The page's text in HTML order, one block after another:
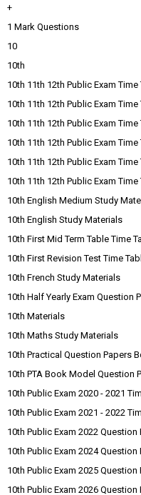
+
1 Mark Questions
10
10th
10th 11th 12th Public Exam
10th 11th 12th Public Exam
10th 11th 12th Public Exam
10th 11th 12th Public Exam
10th 11th 12th Public Exam
10th 11th 12th Public Exam
10th English Medium Study
10th English Study Materials
10th First Mid Term Table Time
10th First Revision Test Time
10th French Study Materials
10th Half Yearly Exam Question
10th Materials
10th Maths Study Materials
10th Practical Question Papers
10th PTA Book Model Question
10th Public Exam 2020 - 2021
10th Public Exam 2021 - 2022
10th Public Exam 2022
10th Public Exam 2024
10th Public Exam 2025
10th Public Exam 2026